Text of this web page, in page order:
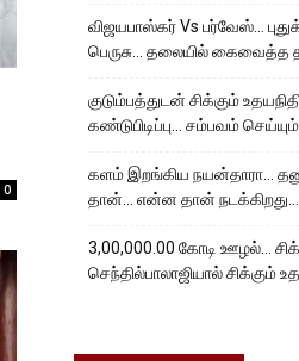
0
விஜயபாஸ்கர் Vs பர்வேஸ்…
பெருசு… தலையில்
குடும்பத்துடன் சிக்கும்
கண்டுபிடிப்பு… சம்பவம்
களம் இறங்கிய நயன்தாரா…
தான்… என்ன தான் நடக்கிறது…
3,00,000.00 கோடி ஊழல்…
செந்தில்பாலாஜியால் சிக்கும்